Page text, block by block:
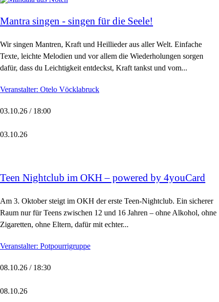
Mantra singen - singen für die Seele!
Wir singen Mantren, Kraft und Heillieder aus aller Welt. Einfache
Texte, leichte Melodien und vor allem die Wiederholungen sorgen
dafür, dass du Leichtigkeit entdeckst, Kraft tankst und vom...
Veranstalter: Otelo Vöcklabruck
03.10.26 / 18:00
03.10.26
Teen Nightclub im OKH – powered by 4youCard
Am 3. Oktober steigt im OKH der erste Teen-Nightclub. Ein sicherer
Raum nur für Teens zwischen 12 und 16 Jahren – ohne Alkohol, ohne
Zigaretten, ohne Eltern, dafür mit echter...
Veranstalter: Potpourrigruppe
08.10.26 / 18:30
08.10.26